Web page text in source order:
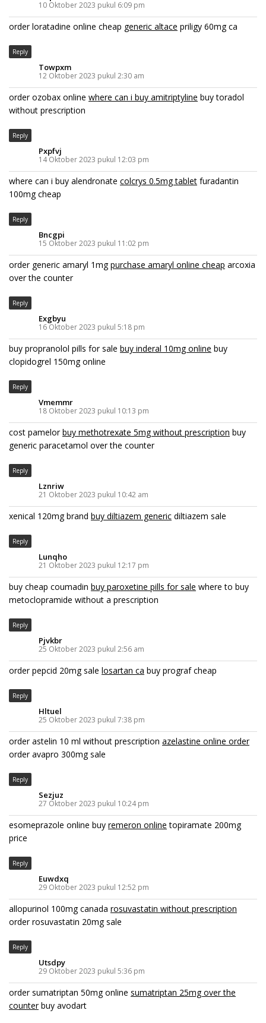
10 Oktober 2023 pukul 6:09 pm
order loratadine online cheap generic altace priligy 60mg ca
Reply
Towpxm
12 Oktober 2023 pukul 2:30 am
order ozobax online where can i buy amitriptyline buy toradol
without prescription
Reply
Pxpfvj
14 Oktober 2023 pukul 12:03 pm
where can i buy alendronate colcrys 0.5mg tablet furadantin
100mg cheap
Reply
Bncgpi
15 Oktober 2023 pukul 11:02 pm
order generic amaryl 1mgpurchase amaryl online cheap arcoxia
over the counter
Reply
Exgbyu
16 Oktober 2023 pukul 5:18 pm
buy propranolol pills for sale buy inderal 10mg online buy
clopidogrel 150mg online
Reply
Vmemmr
18 Oktober 2023 pukul 10:13 pm
cost pamelorbuy methotrexate 5mg without prescription buy
generic paracetamol over the counter
Reply
Lznriw
21 Oktober 2023 pukul 10:42 am
xenical 120mg brand buy diltiazem generic diltiazem sale
Reply
Lunqho
21 Oktober 2023 pukul 12:17 pm
buy cheap coumadin buy paroxetine pills for sale where to buy
metoclopramide without a prescription
Reply
Pjvkbr
25 Oktober 2023 pukul 2:56 am
order pepcid 20mg sale losartan ca buy prograf cheap
Reply
Hltuel
25 Oktober 2023 pukul 7:38 pm
order astelin 10 ml without prescription azelastine online order
order avapro 300mg sale
Reply
Sezjuz
27 Oktober 2023 pukul 10:24 pm
esomeprazole online buy remeron online topiramate 200mg
price
Reply
Euwdxq
29 Oktober 2023 pukul 12:52 pm
allopurinol 100mg canada rosuvastatin without prescription
order rosuvastatin 20mg sale
Reply
Utsdpy
29 Oktober 2023 pukul 5:36 pm
order sumatriptan 50mg online sumatriptan 25mg over the
counterbuy avodart